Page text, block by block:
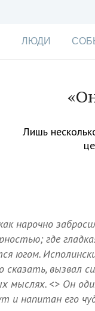
ЛЮДИ
Лишь
нарочно
где
югом.
сказать, вызвал
мыслях. <> Он
и напитан его